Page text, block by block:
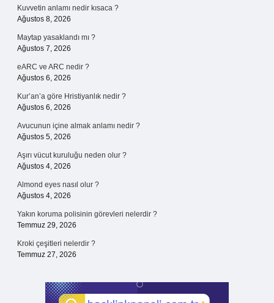
Kuvvetin anlamı nedir kısaca ?
Ağustos 8, 2026
Maytap yasaklandı mı ?
Ağustos 7, 2026
eARC ve ARC nedir ?
Ağustos 6, 2026
Kur’an’a göre Hristiyanlık nedir ?
Ağustos 6, 2026
Avucunun içine almak anlamı nedir ?
Ağustos 5, 2026
Aşırı vücut kuruluğu neden olur ?
Ağustos 4, 2026
Almond eyes nasıl olur ?
Ağustos 4, 2026
Yakın koruma polisinin görevleri nelerdir ?
Temmuz 29, 2026
Kroki çeşitleri nelerdir ?
Temmuz 27, 2026